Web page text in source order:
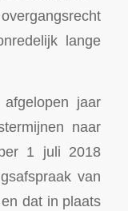
lange
jaar
naar
1 juli 2018
van
dat in plaats